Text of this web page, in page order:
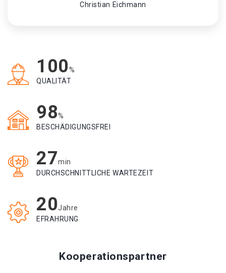
Christian Eichmann
100%
QUALITÄT
98%
BESCHÄDIGUNGSFREI
27min
DURCHSCHNITTLICHE WARTEZEIT
20Jahre
EFRAHRUNG
Kooperationspartner